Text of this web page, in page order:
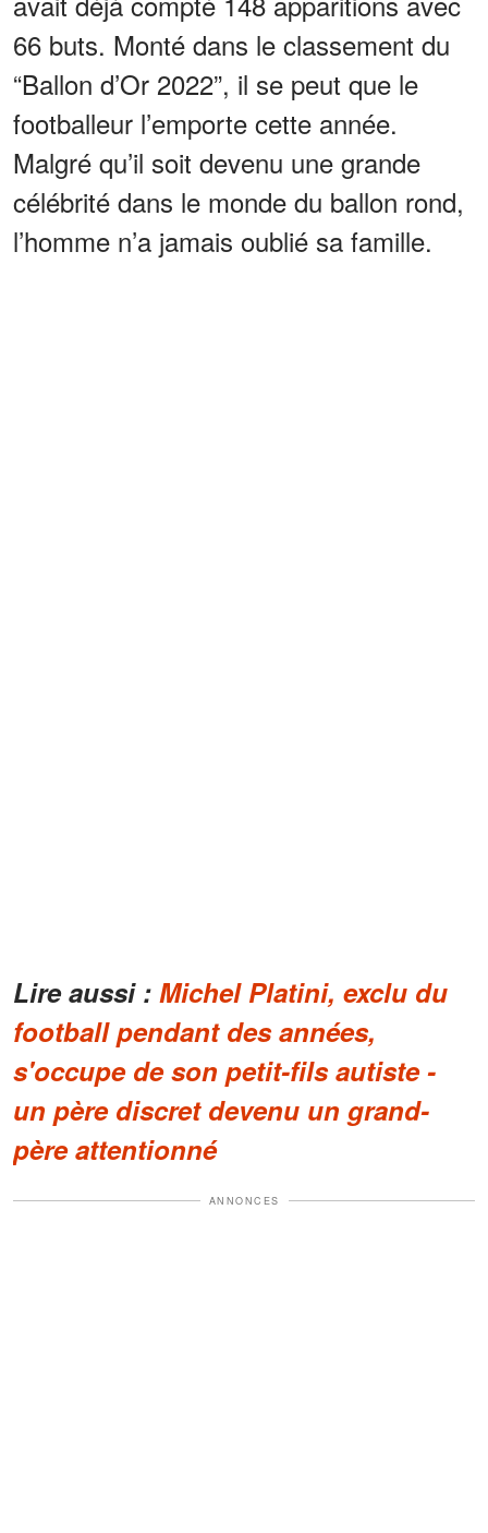
66 buts. Monté dans le classement du
“Ballon d’Or 2022”, il se peut que le
footballeur l’emporte cette année.
Malgré qu’il soit devenu une grande
célébrité dans le monde du ballon rond,
l’homme n’a jamais oublié sa famille.
Lire aussi : Michel Platini, exclu du
football pendant des années,
s'occupe de son petit-fils autiste -
un père discret devenu un grand-
père attentionné
ANNONCES